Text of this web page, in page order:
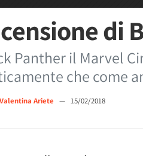
di
Panther il Marvel
che come
Valentina Ariete — 15/02/2018